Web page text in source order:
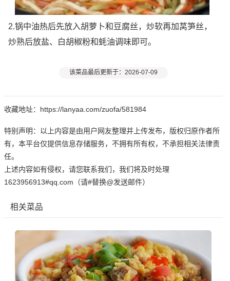
2.锅中油热后先放入胡萝卜和豆腐丝，炒软再加莴笋丝，
炒熟后放盐、白胡椒粉和蚝油调味即可。
该菜品最后更新于：2026-07-09
收藏地址：https://lanyaa.com/zuofa/581984
特别声明：以上内容是由用户网友整理并上传发布，版权归原作者所
有，本平台仅提供信息存储服务，不拥有所有权，不承担相关法律责
任。
上述内容如有侵权，请您联系我们，我们将及时处理
1623956913#qq.com（请#替换@发送邮件）
相关菜品